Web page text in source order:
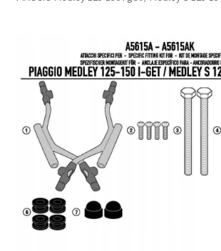
Moje konto
Regulamin
Polityka prywatności
Kontakt